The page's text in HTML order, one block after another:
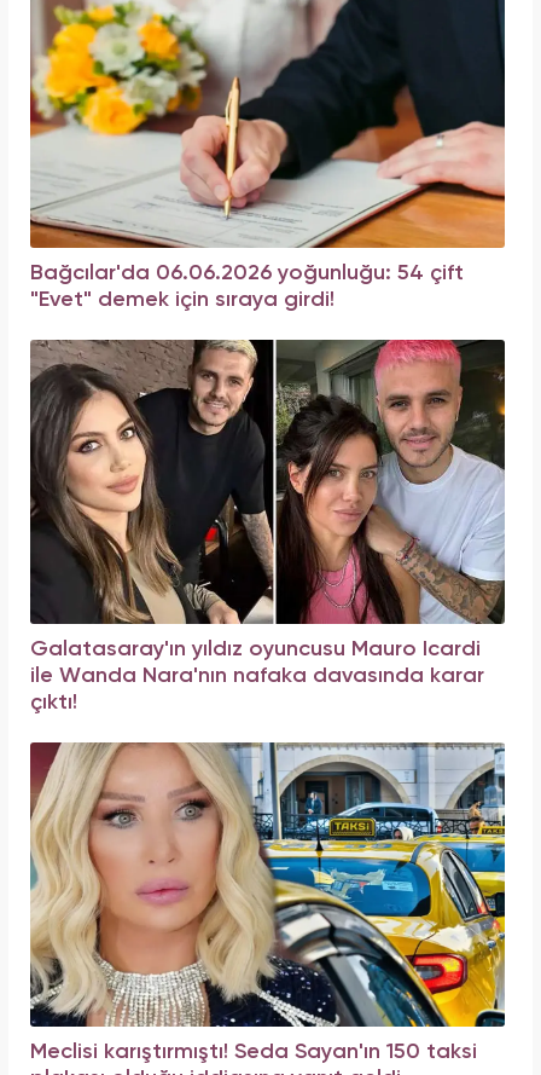
Bağcılar'da 06.06.2026 yoğunluğu: 54 çift
"Evet" demek için sıraya girdi!
Galatasaray'ın yıldız oyuncusu Mauro Icardi
ile Wanda Nara'nın nafaka davasında karar
çıktı!
Meclisi karıştırmıştı! Seda Sayan'ın 150 taksi